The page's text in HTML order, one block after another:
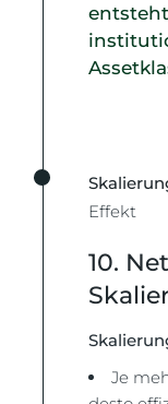
Effekt
10.
Je